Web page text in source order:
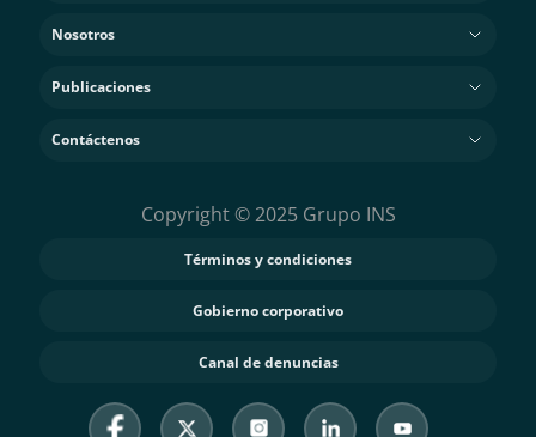
Nosotros
Publicaciones
Contáctenos
Copyright © 2025 Grupo INS
Términos y condiciones
Gobierno corporativo
Canal de denuncias